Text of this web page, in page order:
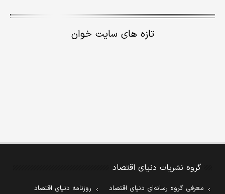
تازه های سایت خوان
گروه نشریات دنیای اقتصاد
معرفی گروه رسانه‌ای دنیای اقتصاد
روزنامه دنیای اقتصاد